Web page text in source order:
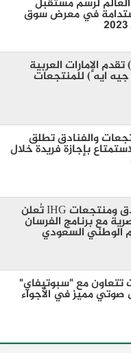
لرسم مستقبل
في معرض سوق
الإمارات العربية
ايه ) للمنتجعات
والفنادق تطلق
بإجازة فريدة خلال
مجموعة فنادق ومنتجعات IHG تُعلن
مع برنامج الفرسان
الوطني السعودي
تتعاون مع "سبوتيفاي"
صوتي مميز في الأجواء